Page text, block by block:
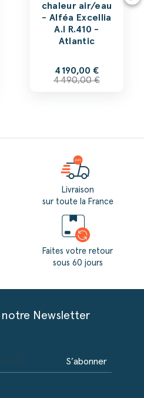
chaleur air/eau
- Alféa Excellia
A.I R.410 -
Atlantic
4 190,00 €
4 490,00 €
Livraison
sur toute la France
Faites votre retour
sous 60 jours
notre Newsletter
S’abonner